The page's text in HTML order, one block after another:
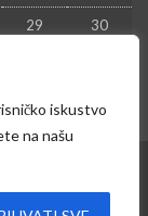
iskustvo
na našu
29 30